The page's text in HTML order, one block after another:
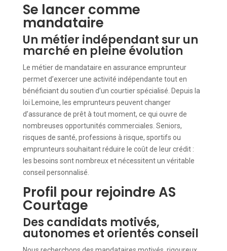
Se lancer comme
mandataire
Un métier indépendant sur un
marché en pleine évolution
Le métier de mandataire en assurance emprunteur
permet d’exercer une activité indépendante tout en
bénéficiant du soutien d’un courtier spécialisé. Depuis la
loi Lemoine, les emprunteurs peuvent changer
d’assurance de prêt à tout moment, ce qui ouvre de
nombreuses opportunités commerciales. Seniors,
risques de santé, professions à risque, sportifs ou
emprunteurs souhaitant réduire le coût de leur crédit :
les besoins sont nombreux et nécessitent un véritable
conseil personnalisé.
Profil pour rejoindre AS
Courtage
Des candidats motivés,
autonomes et orientés conseil